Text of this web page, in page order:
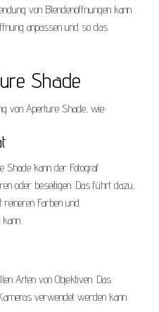
von Blendenöffnungen kann
anpassen und so das
Shade
von Aperture Shade, wie:
Shade kann der Fotograf
oder beseitigen. Das führt dazu,
Farben und
Arten von Objektiven. Das
verwendet werden kann.